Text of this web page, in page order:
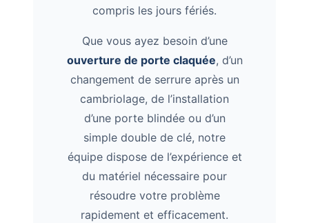
compris les jours fériés.
Que vous ayez besoin d’une
ouverture de porte claquée, d’un
changement de serrure après un
cambriolage, de l’installation
d’une porte blindée ou d’un
simple double de clé, notre
équipe dispose de l’expérience et
du matériel nécessaire pour
résoudre votre problème
rapidement et efficacement.